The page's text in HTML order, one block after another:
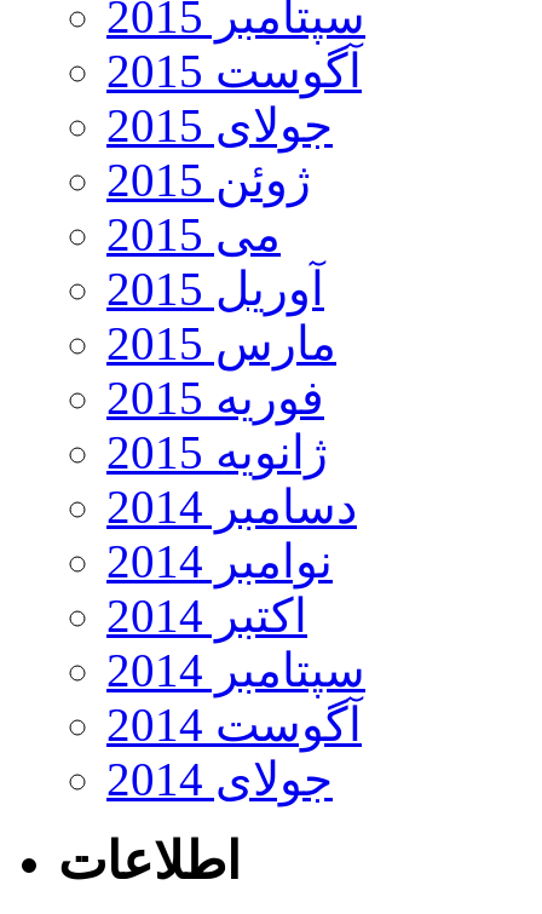
سپتامبر 2015
آگوست 2015
جولای 2015
ژوئن 2015
می 2015
آوریل 2015
مارس 2015
فوریه 2015
ژانویه 2015
دسامبر 2014
نوامبر 2014
اکتبر 2014
سپتامبر 2014
آگوست 2014
جولای 2014
اطلاعات